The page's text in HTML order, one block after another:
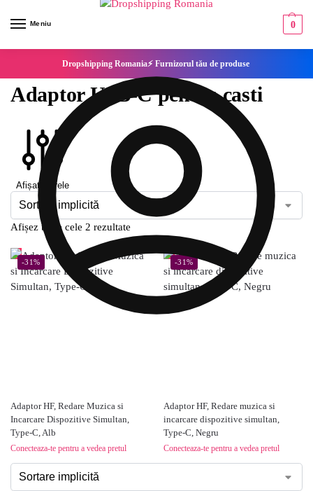
Meniu 0
Dropshipping Romania⚡ Furnizorul tău de produse
Adaptor USB-C pentru casti
Afișați filtrele
Afișez toate cele 2 rezultate
-31%
Adaptor HF, Redare Muzica si
Incarcare Dispozitive Simultan,
Type-C, Alb
Conecteaza-te pentru a vedea pretul
-31%
Adaptor HF, Redare muzica si
incarcare dispozitive simultan,
Type-C, Negru
Conecteaza-te pentru a vedea pretul